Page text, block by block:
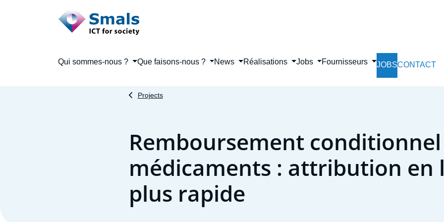
Main menu
Qui sommes-nous ? Que faisons-nous ? News Réalisations Jobs Fournisseurs JOBSCONTACT
Projects
Remboursement
médicaments : attribution en
plus rapide